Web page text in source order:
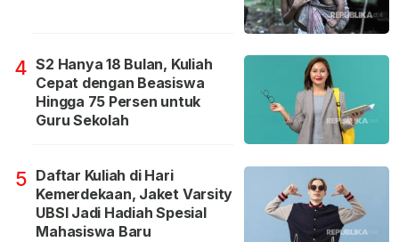
4 S2 Hanya 18 Bulan, Kuliah
Cepat dengan Beasiswa
Hingga 75 Persen untuk
Guru Sekolah
5 Daftar Kuliah di Hari
Kemerdekaan, Jaket Varsity
UBSI Jadi Hadiah Spesial
Mahasiswa Baru